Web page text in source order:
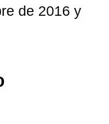
de 2016 y